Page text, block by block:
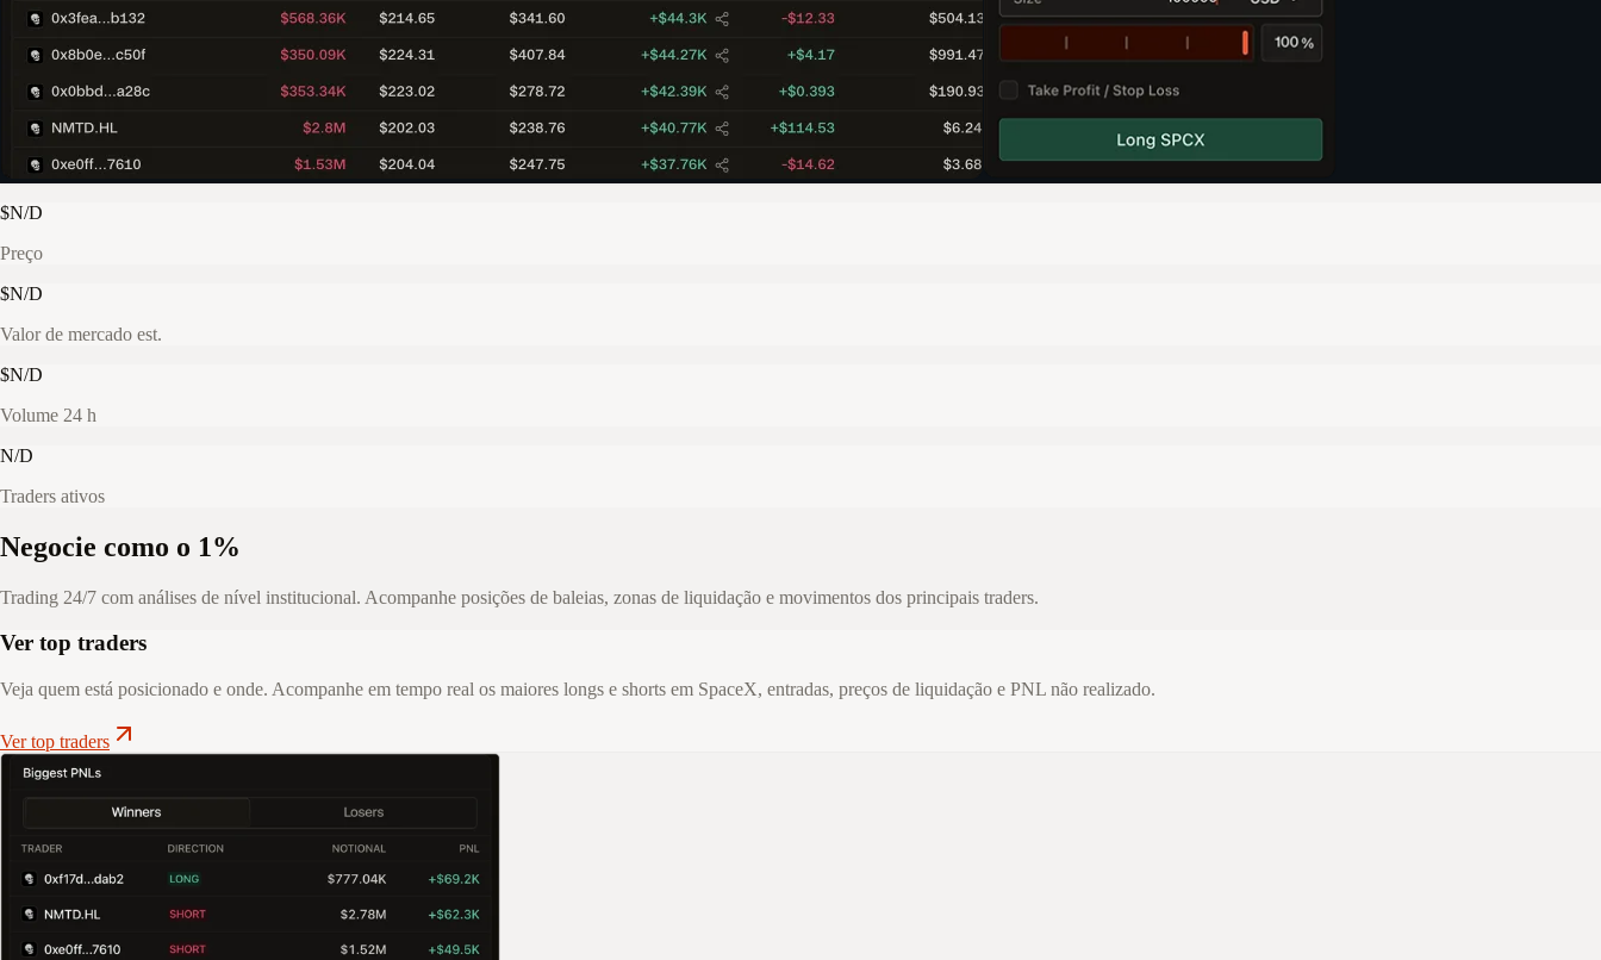
$N/D
Preço
$N/D
Valor de mercado est.
$N/D
Volume 24 h
N/D
Traders ativos
Negocie como o 1%
Trading 24/7 com análises de nível institucional. Acompanhe posições de baleias, zonas de liquidação e movimentos dos principais traders.
Ver top traders
Veja quem está posicionado e onde. Acompanhe em tempo real os maiores longs e shorts em SpaceX, entradas, preços de liquidação e PNL não realizado.
Ver top traders